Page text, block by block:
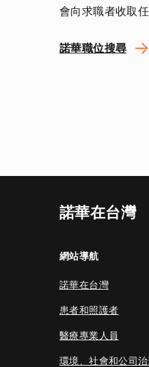
會向求職者收取
諾華職位搜尋
諾華在台灣
網站導航
諾華在台灣
患者和照護者
醫療專業人員
環境、社會和公司治